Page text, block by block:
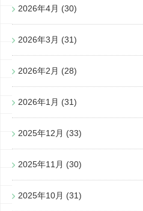
2026年4月 (30)
2026年3月 (31)
2026年2月 (28)
2026年1月 (31)
2025年12月 (33)
2025年11月 (30)
2025年10月 (31)